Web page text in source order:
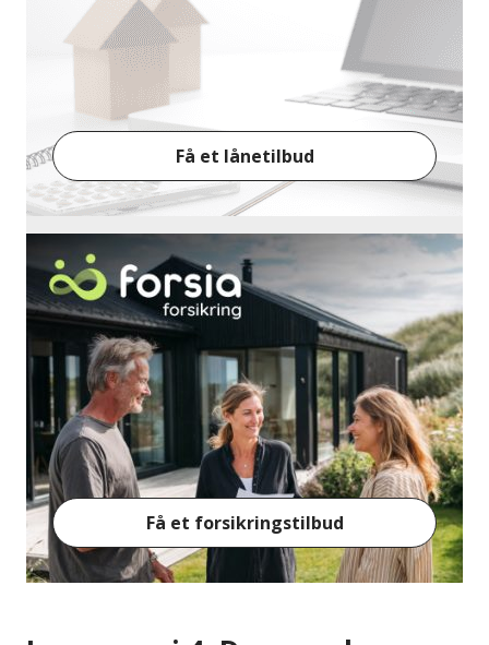
Få et lånetilbud
Få et forsikringstilbud